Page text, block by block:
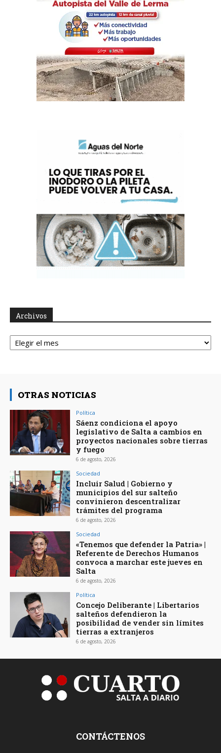
Archivos
Archivos
OTRAS NOTICIAS
Política
Sáenz condiciona el apoyo
legislativo de Salta a cambios en
proyectos nacionales sobre tierras
y fuego
6 de agosto, 2026
Sociedad
Incluir Salud | Gobierno y
municipios del sur salteño
convinieron descentralizar
trámites del programa
6 de agosto, 2026
Sociedad
«Tenemos que defender la Patria» |
Referente de Derechos Humanos
convoca a marchar este jueves en
Salta
6 de agosto, 2026
Política
Concejo Deliberante | Libertarios
salteños defendieron la
posibilidad de vender sin límites
tierras a extranjeros
6 de agosto, 2026
CONTÁCTENOS